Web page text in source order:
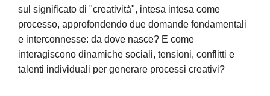
sul significato di "creatività", intesa intesa come
processo, approfondendo due domande fondamentali
e interconnesse: da dove nasce? E come
interagiscono dinamiche sociali, tensioni, conflitti e
talenti individuali per generare processi creativi?